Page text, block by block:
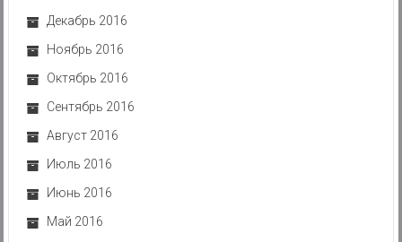
Декабрь 2016
Ноябрь 2016
Октябрь 2016
Сентябрь 2016
Август 2016
Июль 2016
Июнь 2016
Май 2016